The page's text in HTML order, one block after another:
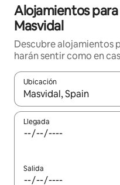
Alojamientos
Masvidal
Descubre alojamientos
harán sentir como en
Ubicación
Cuando los resultados
Llegada
Salida